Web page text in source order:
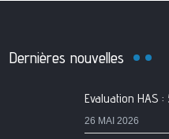
Dernières nouvelles
26 MAI 2026